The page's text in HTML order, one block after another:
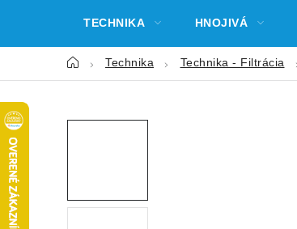
TECHNIKA HNOJIVÁ
DomovTechnika Technika - Filtrácia